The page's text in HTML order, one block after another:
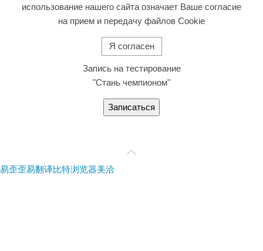
использование нашего сайта означает Ваше согласие
на прием и передачу файлов Cookie
Я согласен
Запись на тестирование
"Стань чемпионом"
Записаться
易歪歪易翻译比特浏览器美洽